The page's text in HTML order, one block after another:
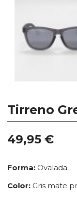
Tirreno
49,95 €
Forma: Ovalada.
Color: Gris mate